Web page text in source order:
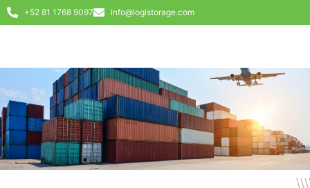
+52 81 1768 9097 info@logistorage.com